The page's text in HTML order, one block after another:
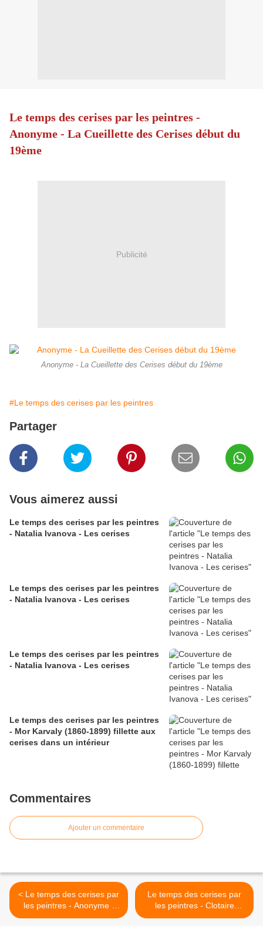
Le temps des cerises par les peintres -
Anonyme - La Cueillette des Cerises début du
19ème
Publicité
Anonyme - La Cueillette des Cerises début du 19ème
#Le temps des cerises par les peintres
Partager
Vous aimerez aussi
Le temps des cerises par les peintres
- Natalia Ivanova - Les cerises
Le temps des cerises par les peintres
- Natalia Ivanova - Les cerises
Le temps des cerises par les peintres
- Natalia Ivanova - Les cerises
Le temps des cerises par les peintres
- Mor Karvaly (1860-1899) fillette aux
cerises dans un intérieur
Commentaires
Ajouter un commentaire
< Le temps des cerises par
les peintres - Anonyme -
petite fille aux cerises XIX°
Le temps des cerises par
les peintres - Clotaire
Breton - les outils du